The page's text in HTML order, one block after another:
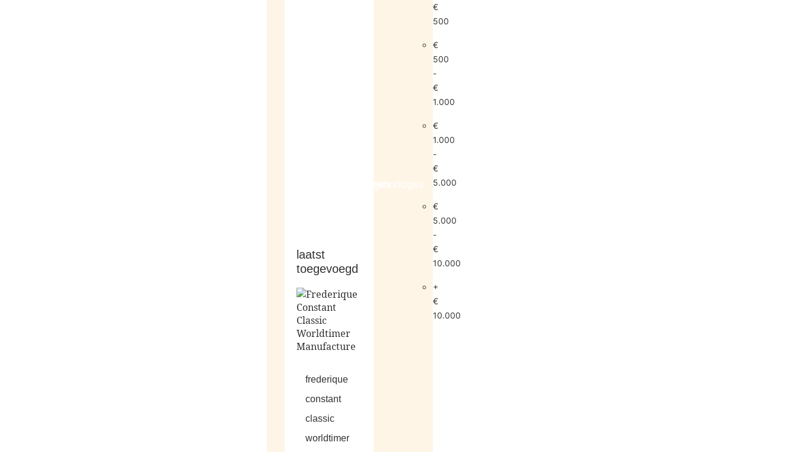
dameshorlogesherenhorloges
laatst
toegevoegd
frederique
constant
classic
worldtimer
€
500
€
500
-
€
1.000
€
1.000
-
€
5.000
€
5.000
-
€
10.000
+
€
10.000